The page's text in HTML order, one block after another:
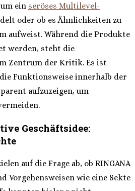
ein seröses Multilevel-
oder ob es Ähnlichkeiten zu
aufweist. Während die Produkte
werden, steht die
Zentrum der Kritik. Es ist
Funktionsweise innerhalb der
aufzuzeigen, um
Geschäftsidee:
auf die Frage ab, ob RINGANA
Vorgehensweisen wie eine Sekte